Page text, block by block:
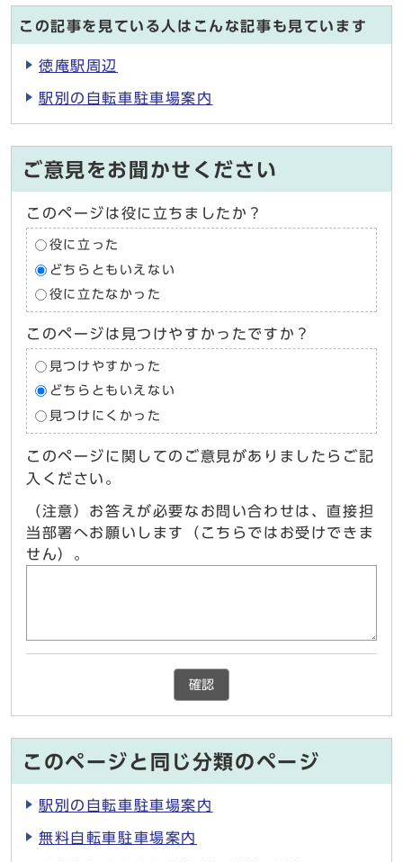
この記事を見ている人はこんな記事も見ています
徳庵駅周辺
駅別の自転車駐車場案内
ご意見をお聞かせください
このページは役に立ちましたか？
役に立った
どちらともいえない
役に立たなかった
このページは見つけやすかったですか？
見つけやすかった
どちらともいえない
見つけにくかった
このページに関してのご意見がありましたらご記
入ください。
（注意）お答えが必要なお問い合わせは、直接担
当部署へお願いします（こちらではお受けできま
せん）。
確認
このページと同じ分類のページ
駅別の自転車駐車場案内
無料自転車駐車場案内